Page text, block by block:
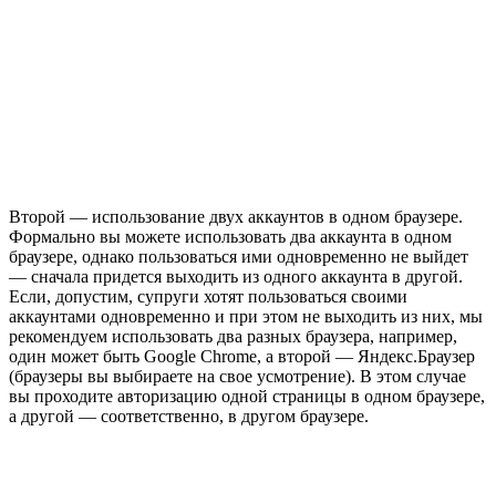
Второй — использование двух аккаунтов в одном браузере.
Формально вы можете использовать два аккаунта в одном
браузере, однако пользоваться ими одновременно не выйдет
— сначала придется выходить из одного аккаунта в другой.
Если, допустим, супруги хотят пользоваться своими
аккаунтами одновременно и при этом не выходить из них, мы
рекомендуем использовать два разных браузера, например,
один может быть Google Chrome, а второй — Яндекс.Браузер
(браузеры вы выбираете на свое усмотрение). В этом случае
вы проходите авторизацию одной страницы в одном браузере,
а другой — соответственно, в другом браузере.